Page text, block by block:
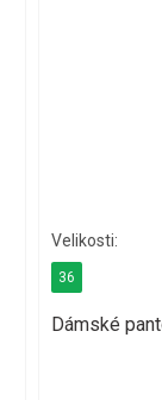
Dámské
36